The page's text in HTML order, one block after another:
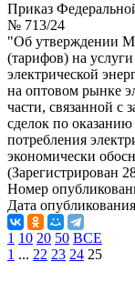
Приказ
№ 713/24
"Об утверждении
(тарифов) на
электрической
на оптовом рынке
части, связанной с
сделок по
потребления
экономически
(Зарегистрирован
Номер
Дата
1 10 20 50 ВСЕ
1 ... 22 23 24 25